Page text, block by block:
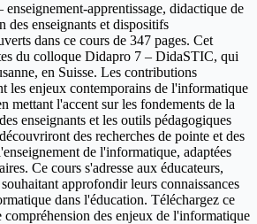
apprentissage, didactique de
enseignants et dispositifs
dans ce cours de 347 pages. Cet
du colloque Didapro 7 – DidaSTIC, qui
en Suisse. Les contributions
les enjeux contemporains de l'informatique
mettant l'accent sur les fondements de la
enseignants et les outils pédagogiques
des recherches de pointe et des
de l'informatique, adaptées
Ce cours s'adresse aux éducateurs,
approfondir leurs connaissances
dans l'éducation. Téléchargez ce
des enjeux de l'informatique